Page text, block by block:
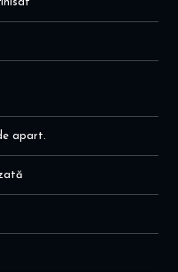
auto, frizerie, etc
Dinoiu; Pentru mai multe
apart.